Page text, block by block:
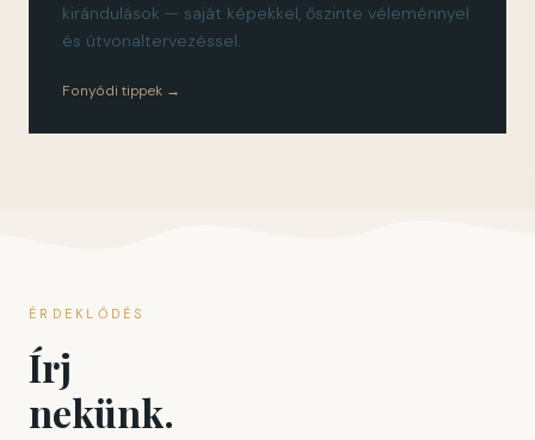
kirándulások — saját képekkel, őszinte véleménnyel
és útvonaltervezéssel.
Fonyódi tippek →
ÉRDEKLŐDÉS
Írj
nekünk.